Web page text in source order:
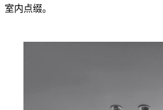
室内点缀。